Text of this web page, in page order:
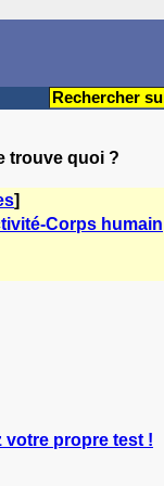
trouve quoi ?
]
Corps humain
votre propre test !